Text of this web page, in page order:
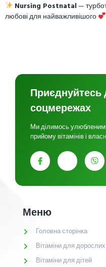
Nursing Postnatal—
любові для найважливішого
Приєднуйтесь
соцмережах
Ми ділимось
прийому вітамінів і
Меню
Головна сторінка
Вітаміни для дорослих
Вітаміни для дітей